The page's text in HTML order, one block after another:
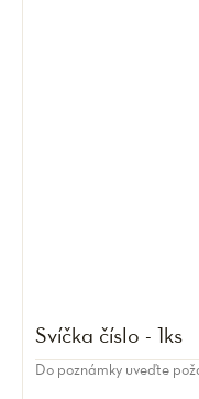
Svíčka číslo - 1ks
Do poznámky uveďte